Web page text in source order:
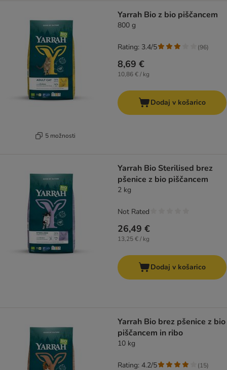
5 možnosti
Yarrah Bio z bio piščancem
800 g
8,69 €
10,86 € / kg
Rating: 3.4/5 (96)
Dodaj v košarico
Yarrah Bio Sterilised brez
pšenice z bio piščancem
2 kg
26,49 €
13,25 € / kg
Not Rated
Dodaj v košarico
Yarrah Bio brez pšenice z bio
piščancem in ribo
10 kg
Rating: 4.2/5 (15)